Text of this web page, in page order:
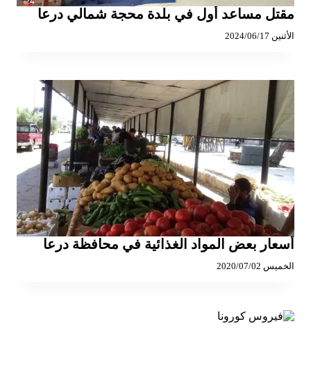
مقتل مساعد أول في بلدة محجة شمالي درعا
الأثنين 2024/06/17
أسعار بعض المواد الغذائية في محافظة درعا
الخميس 2020/07/02